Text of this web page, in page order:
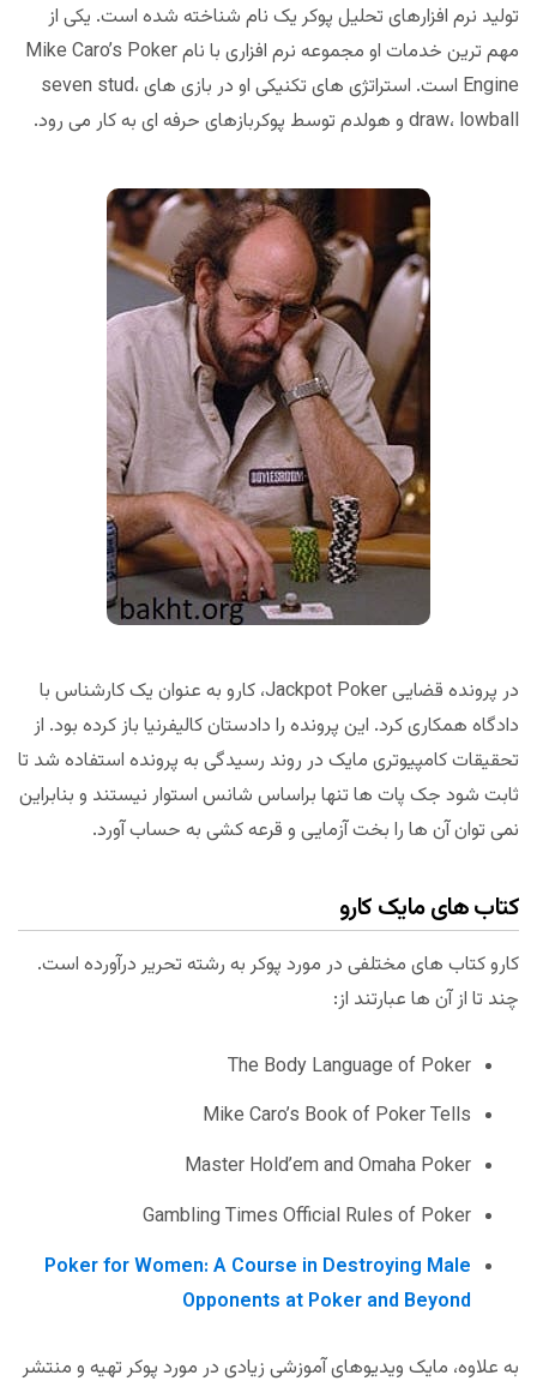
تولید نرم افزارهای تحلیل پوکر یک نام شناخته شده است. یکی از
مهم ترین خدمات او مجموعه نرم افزاری با نام Mike Caro’s Poker
Engine است. استراتژی های تکنیکی او در بازی های seven stud،
draw، lowball و هولدم توسط پوکربازهای حرفه ای به کار می رود.
در پرونده قضایی Jackpot Poker، کارو به عنوان یک کارشناس با
دادگاه همکاری کرد. این پرونده را دادستان کالیفرنیا باز کرده بود. از
تحقیقات کامپیوتری مایک در روند رسیدگی به پرونده استفاده شد تا
ثابت شود جک پات ها تنها براساس شانس استوار نیستند و بنابراین
نمی توان آن ها را بخت آزمایی و قرعه کشی به حساب آورد.
کتاب های مایک کارو
کارو کتاب های مختلفی در مورد پوکر به رشته تحریر درآورده است.
چند تا از آن ها عبارتند از:
The Body Language of Poker
Mike Caro’s Book of Poker Tells
Master Hold’em and Omaha Poker
Gambling Times Official Rules of Poker
Poker for Women: A Course in Destroying Male
Opponents at Poker and Beyond
به علاوه، مایک ویدیوهای آموزشی زیادی در مورد پوکر تهیه و منتشر